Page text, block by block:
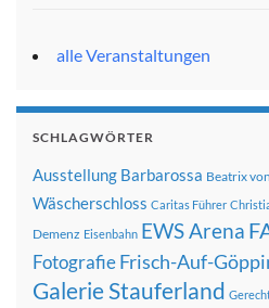
alle Veranstaltungen
SCHLAGWÖRTER
Ausstellung Barbarossa Beatrix
Wäscherschloss Caritas Führer
Demenz Eisenbahn EWS Arena
FotografieFrisch-Auf-
Galerie Stauferland